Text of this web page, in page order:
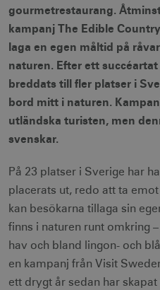
gourmetrestaurang.
kampanj The Edible
laga en egen måltid på
naturen. Efter ett
breddats till fler platser i
bord mitt i naturen.
utländska turisten, men
svenskar.
På 23 platser i Sverige har
placerats ut, redo att ta
kan besökarna tillaga sin
finns i naturen runt omkring
hav och bland lingon- och
en kampanj från Visit
ett drygt år sedan har